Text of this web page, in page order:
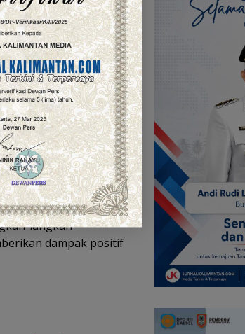
kolaborasi
tepat sasaran,”
langkah
dampak positif